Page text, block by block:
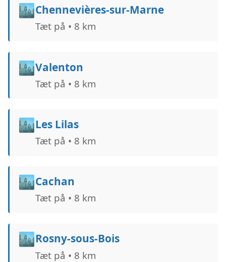
🏙️Chennevières-sur-Marne
Tæt på • 8 km
🏙️Valenton
Tæt på • 8 km
🏙️Les Lilas
Tæt på • 8 km
🏙️Cachan
Tæt på • 8 km
🏙️Rosny-sous-Bois
Tæt på • 8 km